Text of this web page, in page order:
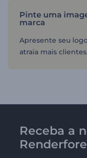
Pinte uma
marca
Apresente seu
atraia mais
Receba a